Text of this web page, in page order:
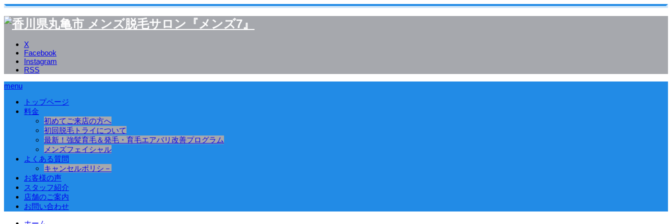
X
Facebook
Instagram
RSS
menu
トップページ
料金
初めてご来店の方へ
初回脱毛トライについて
最新！強髪育毛＆発毛・育毛エアバリ改善プログラム
メンズフェイシャル
よくある質問
キャンセルポリシ－
お客様の声
スタッフ紹介
店舗のご案内
お問い合わせ